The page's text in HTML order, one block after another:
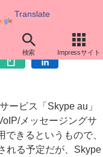
Translate
検索 Impressサイト
ービス「Skype au」
メッセージングサ
きるというもので、
れる予定だが、Skype